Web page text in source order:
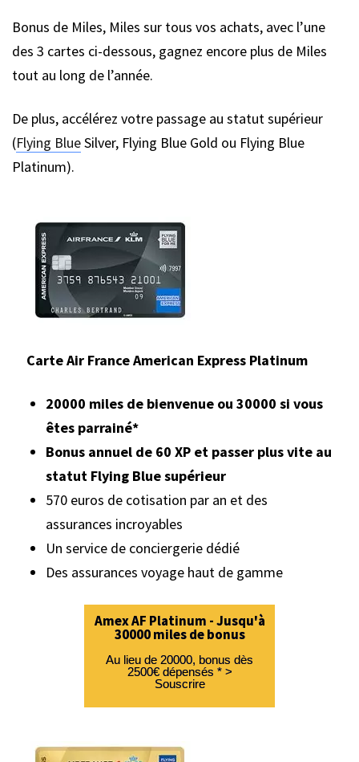
Bonus de Miles, Miles sur tous vos achats, avec l’une
des 3 cartes ci-dessous, gagnez encore plus de Miles
tout au long de l’année.
De plus, accélérez votre passage au statut supérieur
(Flying BlueSilver, Flying Blue Gold ou Flying Blue
Platinum).
Carte Air France American Express Platinum
20000 miles de bienvenue ou 30000 si vous
êtes parrainé*
Bonus annuel de 60 XP et passer plus vite au
statut Flying Blue supérieur
570 euros de cotisation par an et des
assurances incroyables
Un service de conciergerie dédié
Des assurances voyage haut de gamme
Amex AF Platinum - Jusqu'à
30000 miles de bonus
Au lieu de 20000, bonus dès
2500€ dépensés * >
Souscrire